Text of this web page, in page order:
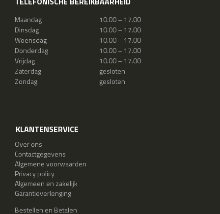
Maandag
10.00 – 17.00
Dinsdag
10.00 – 17.00
Woensdag
10.00 – 17.00
Donderdag
10.00 – 17.00
Vrijdag
10.00 – 17.00
Zaterdag
gesloten
Zondag
gesloten
KLANTENSERVICE
Over ons
Contactgegevens
Algemene voorwaarden
Privacy policy
Algemeen en zakelijk
Garantieverlenging
Bestellen en Betalen